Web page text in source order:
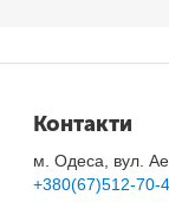
Контакти
м. Одеса, вул.
+380(67)512-70-